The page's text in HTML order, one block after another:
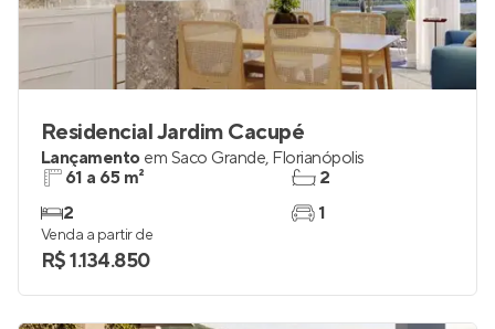
Residencial Jardim Cacupé
Lançamento em Saco Grande, Florianópolis
61 a 65 m²
2
2
1
Venda a partir de
R$ 1.134.850